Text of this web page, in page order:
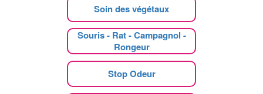
Soin des végétaux
Souris - Rat - Campagnol -
Rongeur
Stop Odeur